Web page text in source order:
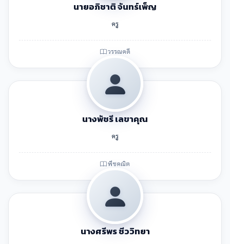
นายอภิชาติ จันทร์เพ็ญ
ครู
วรรณคดี
นางพัชรี เลขาคุณ
ครู
พีชคณิต
นางศรีพร ชีววิทยา